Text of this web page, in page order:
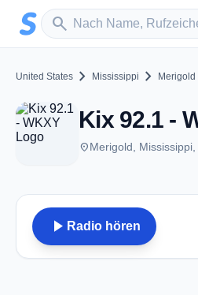
Zum Hauptinhalt springen
search
Sender suchen
United States chevron_right Mississippi chevron_right Merigold
placeMerigold,
play_arrow Radio hören